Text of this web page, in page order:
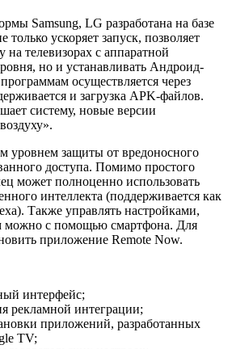
Samsung, LG разработана на базе
ускоряет запуск, позволяет
на телевизорах с аппаратной
но и устанавливать Андроид-
осуществляется через
и загрузка APK-файлов.
систему, новые версии
уровнем защиты от вредоносного
доступа. Помимо простого
может полноценно использовать
интеллекта (поддерживается как
Также управлять настройками,
можно с помощью смартфона. Для
приложение Remote Now.
интерфейс;
рекламной интеграции;
приложений, разработанных
TV;